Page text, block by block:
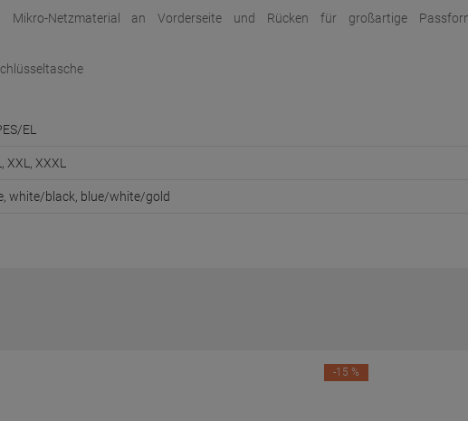
Mikro-Netzmaterial an Vorderseite und Rücken für großartige
EL
XXL, XXXL
white/black, blue/white/gold
-15 %